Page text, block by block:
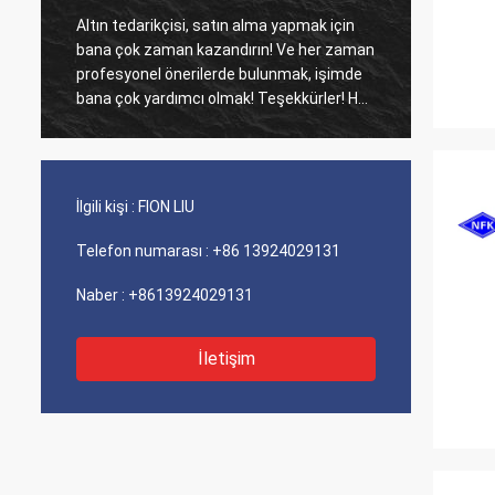
Altın tedarikçisi, satın alma yapmak için
bana çok zaman kazandırın! Ve her zaman
profesyonel önerilerde bulunmak, işimde
bana çok yardımcı olmak! Teşekkürler! Her
şey en iyi sırada, kaliteli mallar, hızlı
kaliteli görünüyor ve satın almak için
compnay ile iletişime geçecek Daha fazla
Eski
maliyet
İlgili kişi : FION LIU
Telefon numarası : +86 13924029131
Naber : +8613924029131
İletişim